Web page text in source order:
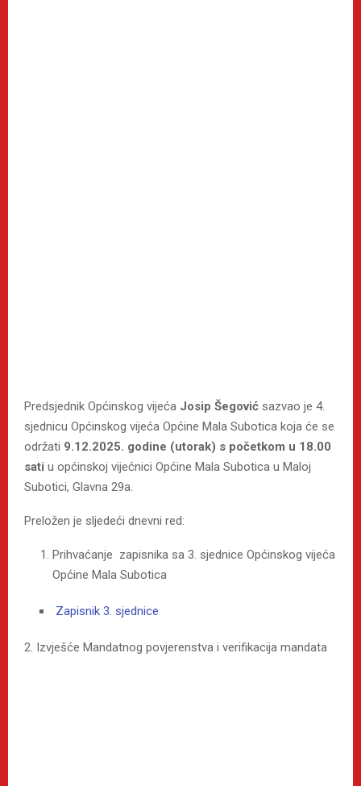
Predsjednik Općinskog vijeća Josip Šegović sazvao je 4.
sjednicu Općinskog vijeća Općine Mala Subotica koja će se
održati 9.12.2025. godine (utorak) s početkom u 18.00
sati u općinskoj vijećnici Općine Mala Subotica u Maloj
Subotici, Glavna 29a.
Preložen je sljedeći dnevni red:
Prihvaćanje zapisnika sa 3. sjednice Općinskog vijeća
Općine Mala Subotica
Zapisnik 3. sjednice
2. Izvješće Mandatnog povjerenstva i verifikacija mandata